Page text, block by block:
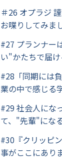
＃26 オプラジ
お喋りしてみま
#27 プランナー
い"かたちで届け
#28「同期には
業の中で感じる
#29 社会人にな
て、"先輩"にな
#30『クリッピ
事がここにあり